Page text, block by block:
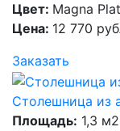
Цвет: Magna
Цена: 12 770
Заказать
Столешница из
Площадь: 1,3 м2